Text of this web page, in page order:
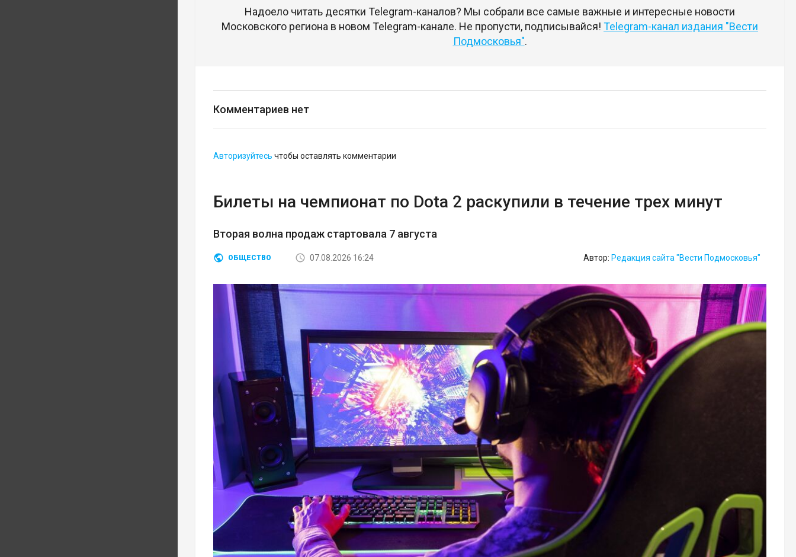
Надоело читать десятки Telegram-каналов? Мы собрали все самые важные и интересные новости
Московского региона в новом Telegram-канале. Не пропусти, подписывайся! Telegram-канал издания "Вести
Подмосковья".
Комментариев нет
Авторизуйтесь чтобы оставлять комментарии
Билеты на чемпионат по Dota 2 раскупили в течение трех минут
Вторая волна продаж стартовала 7 августа
ОБЩЕСТВО 07.08.2026 16:24 Автор: Редакция сайта "Вести Подмосковья"